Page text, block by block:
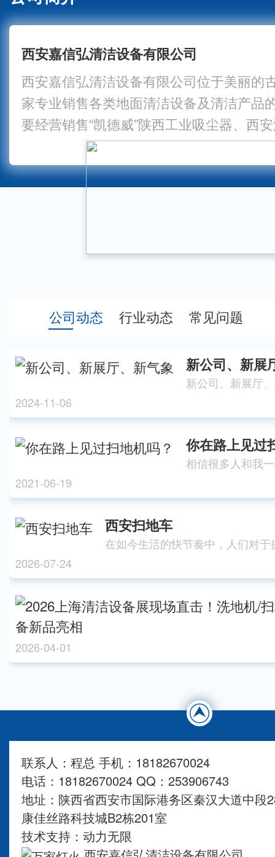
西安嘉信弘清洁设备有限公司
西安嘉信弘清洁设备有限公司位于美丽的
家专业销售各类地面清洁设备及清洁产品
要经营销售“凯德威”陕西工业吸尘器、西
吸尘器、西安扫地机、陕西手推式洗地机
机,西安地面清洗机，高压水枪等清洁设备
于工厂企业、酒店、医院、码头港口、石
公司动态 行业动态 常见问题
新公司、新展
新公司、新展厅
2024-11-06
你在路上见过
2021-06-19
西安扫地车
2026-07-24
2026-04-01
联系人：程总 手机：18182670024
电话：18182670024 QQ：253906743
地址：陕西省西安市国际港务区秦汉大道中段
康佳丝路科技城B2栋201室
技术支持： 动力无限